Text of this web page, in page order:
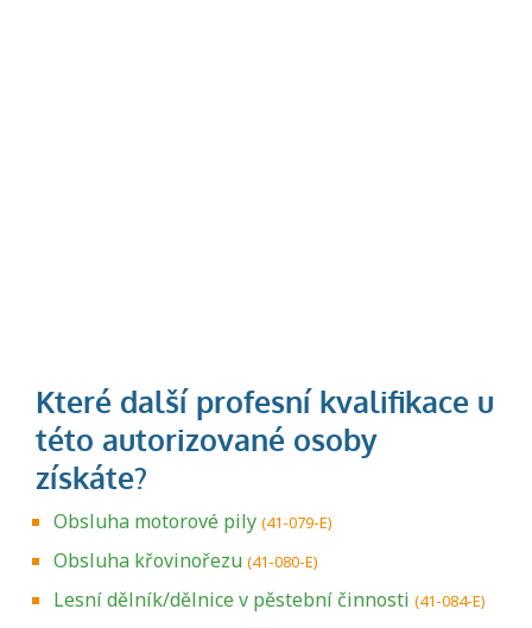
Obsluha motorové pily (41-079-E)
Obsluha křovinořezu (41-080-E)
Lesní dělník/dělnice v pěstební činnosti (41-084-E)